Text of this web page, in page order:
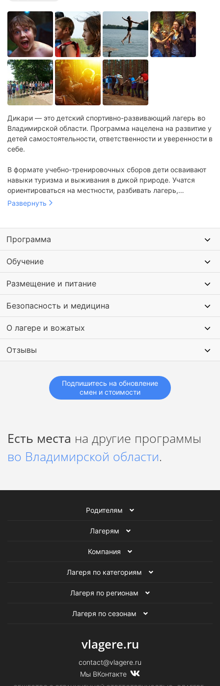
Дикари — это детский спортивно-развивающий лагерь во
Владимирской области. Программа нацелена на развитие у
детей самостоятельности, ответственности и уверенности в
себе.
В формате учебно-тренировочных сборов дети осваивают
навыки туризма и выживания в дикой природе. Учатся
ориентироваться на местности, разбивать лагерь,
разводить костер, добывать воду и готовить пищу на огне.
Кроме этого в лагере дети постигнут кузнечное, гончарное
и столярное дело. Поймут как оказывать первую
медицинскую помощь, узнают основы безопасности
жизнедеятельности.
Развернуть
Программа
Обучение
Размещение и питание
Безопасность и медицина
О лагере и вожатых
Отзывы
Подпишитесь на обновление
смен и стоимости
Есть места на другие программы
во Владимирской области.
Родителям
Лагерям
Компания
Лагеря по категориям
Лагеря по регионам
Лагеря по сезонам
vlagere.ru
contact@vlagere.ru
Мы ВКонтакте